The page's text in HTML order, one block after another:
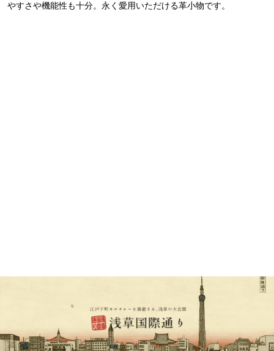
やすさや機能性も十分。永く愛用いただける革小物です。